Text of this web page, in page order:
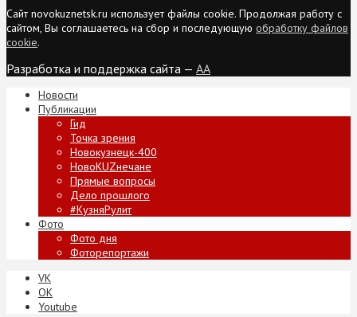
Сайт novokuznetsk.ru использует файлы cookie. Продолжая работу с
сайтом, Вы соглашаетесь на сбор и последующую обработку файлов
cookie.
Разработка и поддержка сайта — AA
Новости
Публикации
Гид
Точка зрения
Новокузнецк-400
НовоKUZнечане
Прямые вопросы
Дело прошлого
#КузняРулит
Фото
Фото дня
Фоторепортажи
VK
ОК
Youtube